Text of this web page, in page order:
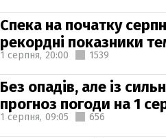
Спека на початку
рекордні показники
1 серпня, 20:00 1539
Без опадів, але із
прогноз погоди на 1
1 серпня, 09:05 656